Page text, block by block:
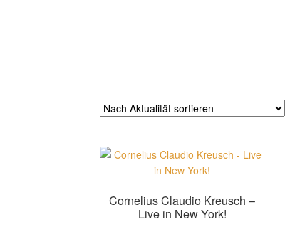
Cornelius Claudio Kreusch –
Live in New York!